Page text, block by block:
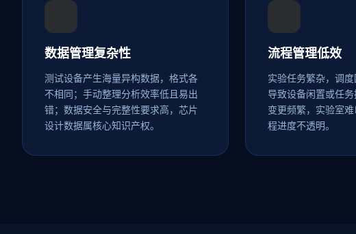
数据管理复杂性
测试设备产生海量异构数据，格式各
不相同；手动整理分析效率低且易出
错；数据安全与完整性要求高，芯片
设计数据属核心知识产权。
流程管理低效
实验任务繁杂，调
导致设备闲置或任
变更频繁，实验室
程进度不透明。